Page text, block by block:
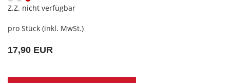
Z.Z. nicht verfügbar
pro Stück (inkl. MwSt.)
17,90 EUR